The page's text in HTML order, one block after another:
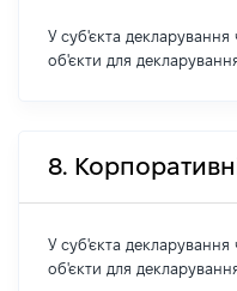
У суб'єкта декларування
об'єкти для
8.
У суб'єкта декларування
об'єкти для